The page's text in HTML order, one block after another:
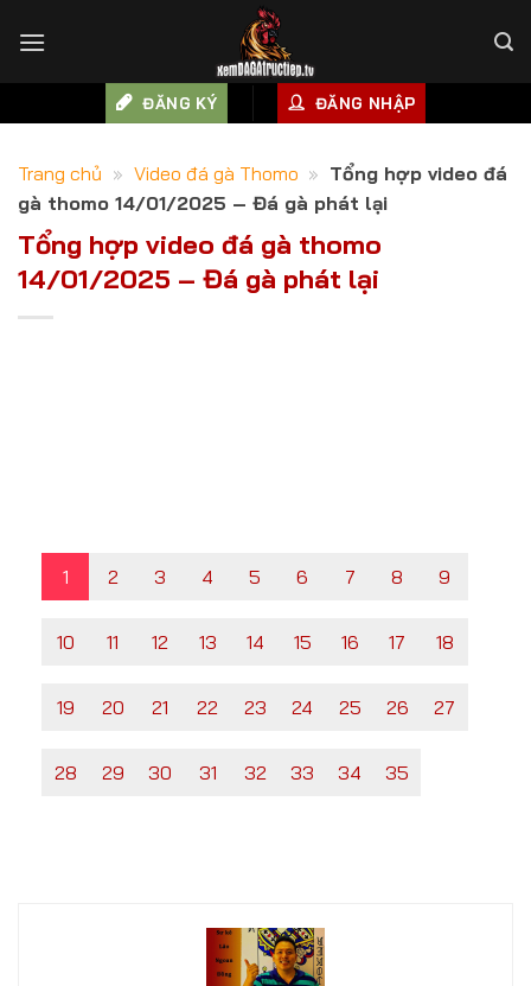
ĐĂNG KÝ ĐĂNG NHẬP
Trang chủ » Video đá gà Thomo » Tổng hợp video đá
gà thomo 14/01/2025 – Đá gà phát lại
Tổng hợp video đá gà thomo
14/01/2025 – Đá gà phát lại
1 2 3 4 5 6 7 8 9
10 11 12 13 14 15 16 17 18
19 20 21 22 23 24 25 26 27
28 29 30 31 32 33 34 35